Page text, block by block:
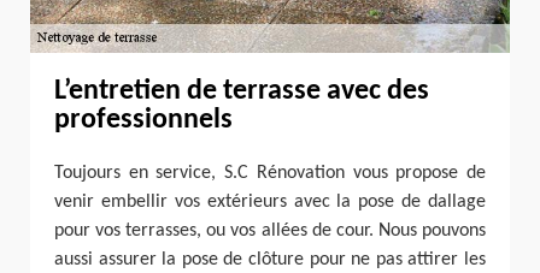
L’entretien de terrasse avec des
professionnels
Toujours en service, S.C Rénovation vous propose de
venir embellir vos extérieurs avec la pose de dallage
pour vos terrasses, ou vos allées de cour. Nous pouvons
aussi assurer la pose de clôture pour ne pas attirer les